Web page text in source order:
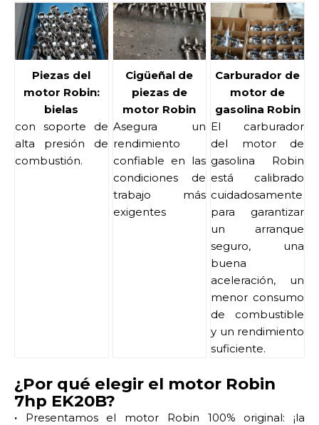
Piezas del
motor Robin:
bielas
con soporte de
alta presión de
combustión.
Cigüeñal de
piezas de
motor Robin
Asegura un
rendimiento
confiable en las
condiciones de
trabajo más
exigentes
Carburador de
motor de
gasolina Robin
El carburador
del motor de
gasolina Robin
está calibrado
cuidadosamente
para garantizar
un arranque
seguro, una
buena
aceleración, un
menor consumo
de combustible
y un rendimiento
suficiente.
¿Por qué elegir el motor Robin
7hp EK20B?
· Presentamos el motor Robin 100% original: ¡la